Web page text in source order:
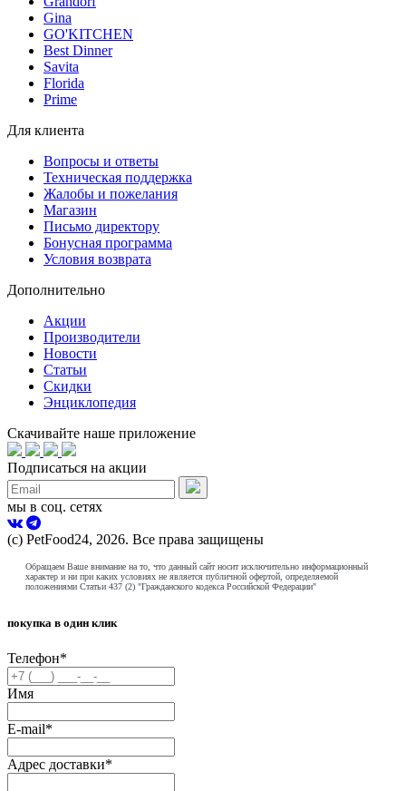
Gina
GO'KITCHEN
Best Dinner
Savita
Florida
Prime
Для клиента
Вопросы и ответы
Техническая поддержка
Жалобы и пожелания
Магазин
Письмо директору
Бонусная программа
Условия возврата
Дополнительно
Акции
Производители
Новости
Статьи
Скидки
Энциклопедия
Скачивайте наше приложение
Подписаться на акции
мы в соц. сетях
(с) PetFood24, 2026. Все права защищены
Обращаем Ваше внимание на то, что данный сайт носит исключительно информационный
характер и ни при каких условиях не является публичной офертой, определяемой
положениями Статьи 437 (2) "Гражданского кодекса Российской Федерации"
покупка в один клик
Телефон*
Имя
E-mail*
Адрес доставки*